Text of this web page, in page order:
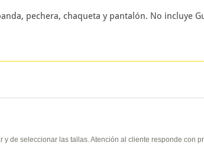
pechera, chaqueta y pantalón. No incluye
de seleccionar las tallas. Atención al cliente responde con